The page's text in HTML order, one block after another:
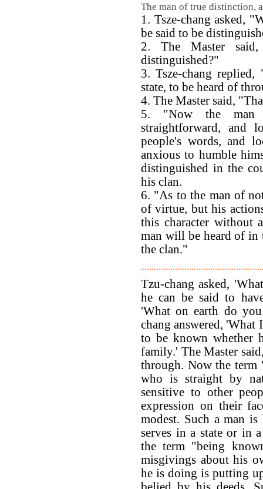
The man of true distinction,
1. Tsze-chang asked,
be said to be
2. The Master
distinguished?"
3. Tsze-chang
state, to be heard of
4. The Master said,
5. "Now the
straightforward, and
people's words, and
anxious to humble
distinguished in the
his clan.
6. "As to the man of
of virtue, but his
this character without
man will be heard of
the clan."
Tzu-chang asked,
he can be said to
'What on earth do
chang answered, 'What
to be known whether
family.' The Master
through. Now the term
who is straight by
sensitive to other
expression on their
modest. Such a man
serves in a state or in
the term "being
misgivings about his
he is doing is putting